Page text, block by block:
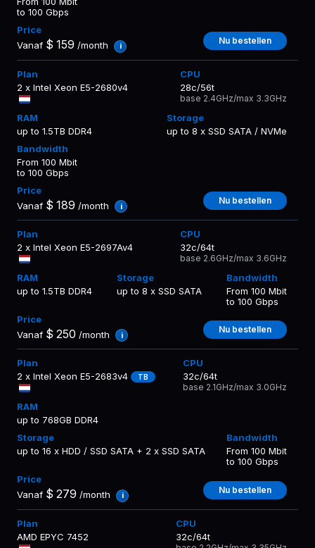
to 100 Gbps
Vanaf $ 159 /month i
Nu bestellen
2 x Intel Xeon E5-2680v4 28c/56t
base 2.4GHz/max 3.3GHz
up to 1.5TB DDR4 up to 8 x SSD SATA / NVMe
From 100 Mbit
to 100 Gbps
Vanaf $ 189 /month i
Nu bestellen
2 x Intel Xeon E5-2697Av4 32c/64t
base 2.6GHz/max 3.6GHz
up to 1.5TB DDR4 up to 8 x SSD SATA
From 100 Mbit
to 100 Gbps
Vanaf $ 250 /month i
Nu bestellen
2 x Intel Xeon E5-2683v4 TB 32c/64t
base 2.1GHz/max 3.0GHz
up to 768GB DDR4
up to 16 x HDD / SSD SATA + 2 x SSD SATA
From 100 Mbit
to 100 Gbps
Vanaf $ 279 /month i
Nu bestellen
AMD EPYC 7452 32c/64t